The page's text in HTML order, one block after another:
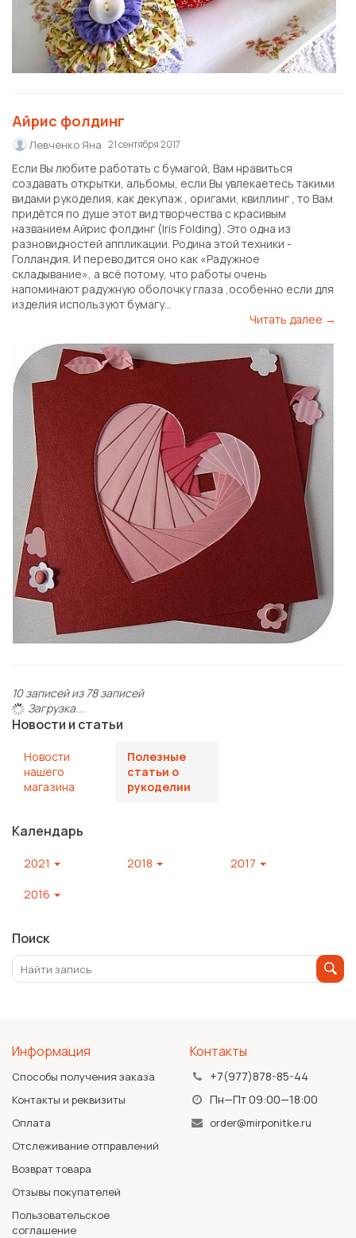
Айрис фолдинг
Левченко Яна 21 сентября 2017
Если Вы любите работать с бумагой, Вам нравиться
создавать открытки, альбомы, если Вы увлекаетесь такими
видами рукоделия, как декупаж , оригами, квиллинг , то Вам
придётся по душе этот вид творчества с красивым
названием Айрис фолдинг (Iris Folding). Это одна из
разновидностей аппликации. Родина этой техники -
Голландия. И переводится оно как «Радужное
складывание», а всё потому, что работы очень
напоминают радужную оболочку глаза ,особенно если для
изделия используют бумагу...
Читать далее →
10 записей из 78 записей
Загрузка...
Новости и статьи
Новости
нашего
магазина
Полезные
статьи о
рукоделии
Календарь
2021 2018 2017
2016
Поиск
Информация
Способы получения заказа
Контакты и реквизиты
Оплата
Отслеживание отправлений
Возврат товара
Отзывы покупателей
Пользовательское
соглашение
Контакты
+7(977)878-85-44
Пн—Пт 09:00—18:00
order@mirponitke.ru